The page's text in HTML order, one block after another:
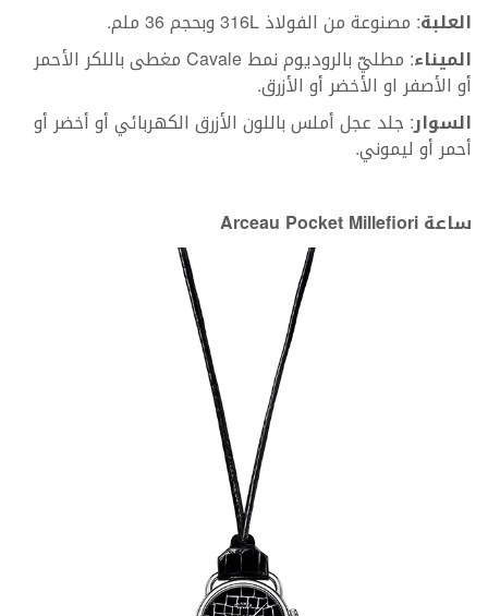
العلبة: مصنوعة من الفولاذ 316L وبحجم 36 ملم.
الميناء
: مطليّ بالروديوم نمط Cavale مغطى باللكر الأحمر
أو الأصفر او الأخضر أو الأزرق.
السوار: جلد عجل أملس باللون الأزرق الكهربائي أو أخضر أو
أحمر أو ليموني.
ساعةArceau Pocket Millefiori